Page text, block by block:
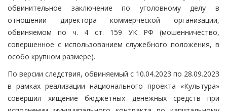
обвинительное заключение по уголовному делу в
отношении директора коммерческой организации,
обвиняемом по ч. 4 ст. 159 УК РФ (мошенничество,
совершенное с использованием служебного положения, в
особо крупном размере).
По версии следствия, обвиняемый с 10.04.2023 по 28.09.2023
в рамках реализации национального проекта «Культура»
совершил хищение бюджетных денежных средств при